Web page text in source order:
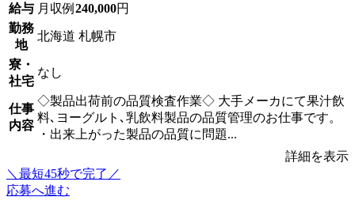
給与 月収例 240,000円
勤務
地
北海道 札幌市
寮・
社宅
なし
仕事
内容
◇製品出荷前の品質検査作業◇ 大手メーカにて果汁飲
料､ヨーグルト､乳飲料製品の品質管理のお仕事です。
・出来上がった製品の品質に問題...
詳細を表示
＼最短45秒で完了／
応募へ進む